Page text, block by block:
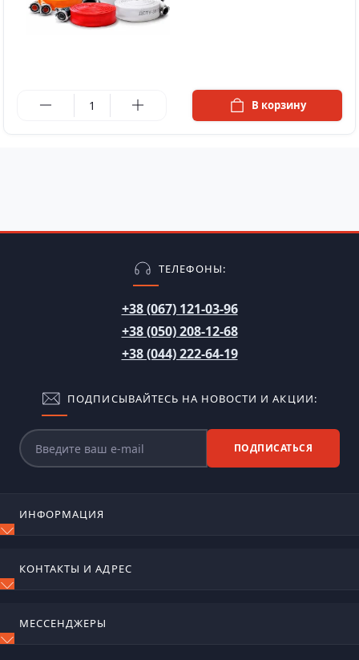
В корзину
ТЕЛЕФОНЫ:
+38 (067) 121-03-96
+38 (050) 208-12-68
+38 (044) 222-64-19
ПОДПИСЫВАЙТЕСЬ НА НОВОСТИ И АКЦИИ:
ПОДПИСАТЬСЯ
ИНФОРМАЦИЯ
Отзывы
КОНТАКТЫ И АДРЕС
МЕССЕНДЖЕРЫ